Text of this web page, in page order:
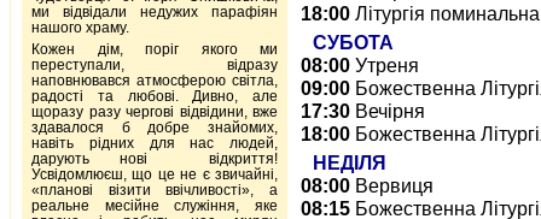
18:00 Літургія
СУБОТА
08:00 Утреня
09:00 Божественна
17:30 Вечірня
18:00 Божественна
НЕДІЛЯ
08:00 Вервиця
08:15 Божественна
ми відвідали недужих парафіян
нашого храму.
Кожен дім, поріг якого ми
переступали, відразу
наповнювався атмосферою світла,
радості та любові. Дивно, але
щоразу разу чергові відвідини, вже
здавалося б добре знайомих,
навіть рідних для нас людей,
дарують нові відкриття!
Усвідомлюєш, що це не є звичайні,
«планові візити ввічливості», а
реальне месійне служіння, яке